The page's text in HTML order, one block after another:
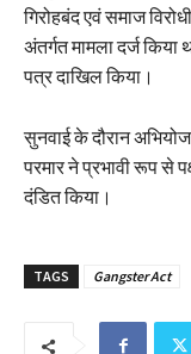
गिरोहबंद एवं समाज
अंतर्गत मामला दर्ज
पत्र दाखिल किया।
सुनवाई के दौरान
परमार ने प्रभावी रूप से
दंडित किया।
TAGS Gangster Act